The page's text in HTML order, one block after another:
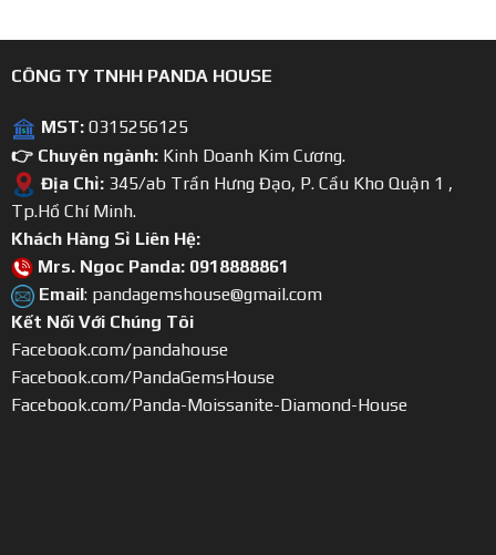
CÔNG TY TNHH PANDA HOUSE
MST: 0315256125
👉 Chuyên ngành: Kinh Doanh Kim Cương.
Địa Chỉ:345/ab Trần Hưng Đạo, P. Cầu Kho Quận 1 ,
Tp.Hồ Chí Minh.
Khách Hàng Sỉ Liên Hệ:
Mrs. Ngoc Panda: 0918888861
Email: pandagemshouse@gmail.com
Kết Nối Với Chúng Tôi
Facebook.com/pandahouse
Facebook.com/PandaGemsHouse
Facebook.com/Panda-Moissanite-Diamond-House